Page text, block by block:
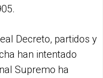
Decreto, partidos y
han intentado
Supremo ha